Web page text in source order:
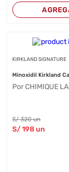
KIRKLAND SIGNATURE
Por CHIMIQUE
S/320 un
S/198 un